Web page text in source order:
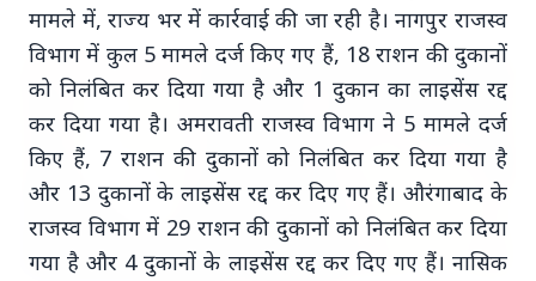
भारत-नॉर्डिक शिखर सम्मेलन
मामले में, राज्य भर में कार्रवाई की जा रही है। नागपुर राजस्व
विभाग में कुल 5 मामले दर्ज किए गए हैं, 18 राशन की दुकानों
को निलंबित कर दिया गया है और 1 दुकान का लाइसेंस रद्द
कर दिया गया है। अमरावती राजस्व विभाग ने 5 मामले दर्ज
किए हैं, 7 राशन की दुकानों को निलंबित कर दिया गया है
और 13 दुकानों के लाइसेंस रद्द कर दिए गए हैं। औरंगाबाद के
राजस्व विभाग में 29 राशन की दुकानों को निलंबित कर दिया
गया है और 4 दुकानों के लाइसेंस रद्द कर दिए गए हैं। नासिक